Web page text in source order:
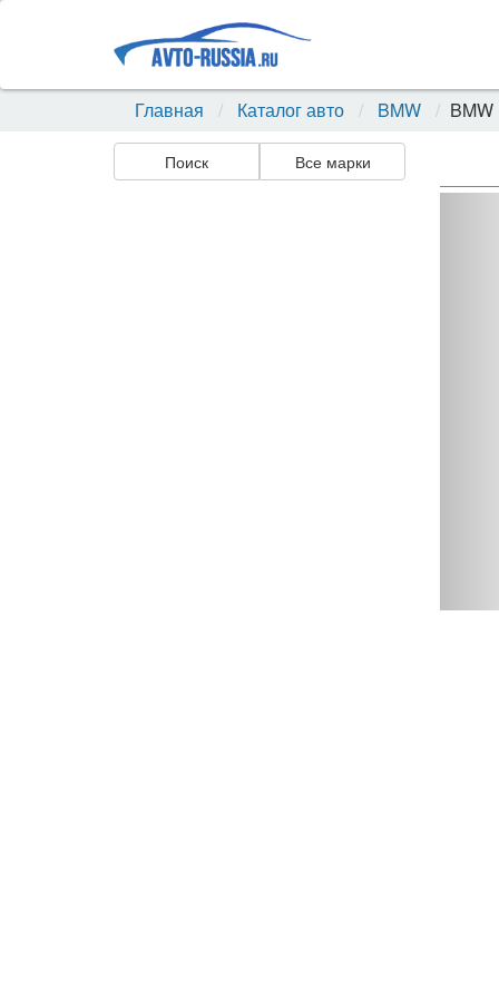
Главная Каталог авто BMW BMW
Поиск Все марки